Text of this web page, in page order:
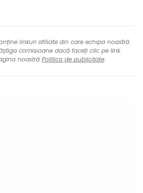
linkuri afiliate din care echipa noastră
comisioane dacă faceți clic pe link.
noastră Politica de publicitate.